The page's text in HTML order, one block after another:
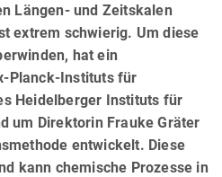
Längen- und Zeitskalen
extrem schwierig. Um diese
hat ein
Planck-Instituts für
Heidelberger Instituts für
um Direktorin Frauke Gräter
entwickelt. Diese
kann chemische Prozesse in